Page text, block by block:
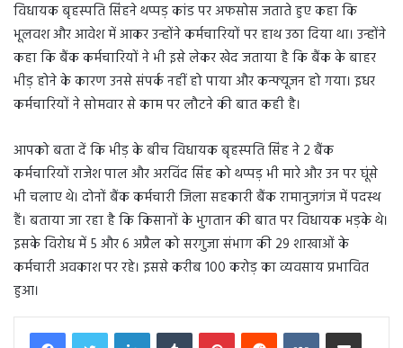
विधायक बृहस्पति सिंहने थप्पड़ कांड पर अफसोस जताते हुए कहा कि
भूलवश और आवेश में आकर उन्होंने कर्मचारियों पर हाथ उठा दिया था। उन्होंने
कहा कि बैंक कर्मचारियों ने भी इसे लेकर खेद जताया है कि बैंक के बाहर
भीड़ होने के कारण उनसे संपर्क नहीं हो पाया और कन्फ्यूजन हो गया। इधर
कर्मचारियों ने सोमवार से काम पर लौटने की बात कही है।
आपको बता दें कि भीड़ के बीच विधायक बृहस्पति सिंह ने 2 बैंक
कर्मचारियों राजेश पाल और अरविंद सिंह को थप्पड़ भी मारे और उन पर घूंसे
भी चलाए थे। दोनों बैंक कर्मचारी जिला सहकारी बैंक रामानुजगंज में पदस्थ
हैं। बताया जा रहा है कि किसानों के भुगतान की बात पर विधायक भड़के थे।
इसके विरोध में 5 और 6 अप्रैल को सरगुजा संभाग की 29 शाखाओं के
कर्मचारी अवकाश पर रहे। इससे करीब 100 करोड़ का व्यवसाय प्रभावित
हुआ।
LinkedInTumblr PinterestReddit VKontakteShare via Email